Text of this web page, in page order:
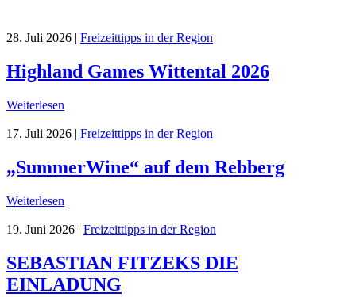
28. Juli 2026 | Freizeittipps in der Region
Highland Games Wittental 2026
Weiterlesen
17. Juli 2026 | Freizeittipps in der Region
„SummerWine“ auf dem Rebberg
Weiterlesen
19. Juni 2026 | Freizeittipps in der Region
SEBASTIAN FITZEKS DIE
EINLADUNG